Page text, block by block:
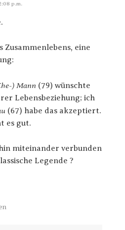
p.m.
Zusammenlebens, eine
) Mann (79) wünschte
Lebensbeziehung; ich
(67) habe das akzeptiert.
es gut.
miteinander verbunden
Legende ?